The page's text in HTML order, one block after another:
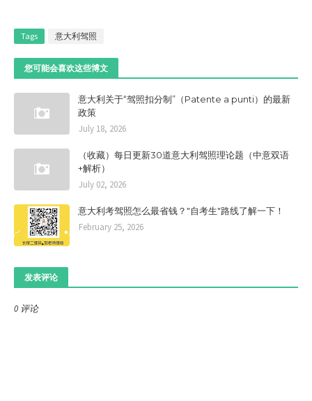
Tags 意大利驾照
您可能会喜欢这些博文
意大利关于“驾照扣分制”（Patente a punti）的最新
政策
July 18, 2026
（收藏）每日更新30道意大利驾照理论题（中意双语
+解析）
July 02, 2026
意大利考驾照怎么最省钱？"自考生"路线了解一下！
February 25, 2026
发表评论
0 评论